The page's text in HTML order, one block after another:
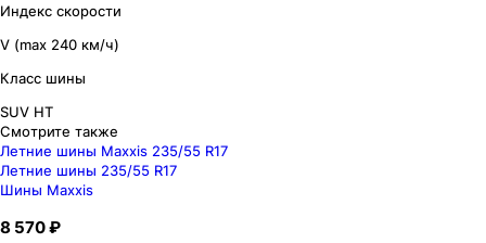
Индекс скорости
V (max 240 км/ч)
Класс шины
SUV HT
Смотрите также
Летние шины Maxxis 235/55 R17
Летние шины 235/55 R17
Шины Maxxis
8 570 ₽